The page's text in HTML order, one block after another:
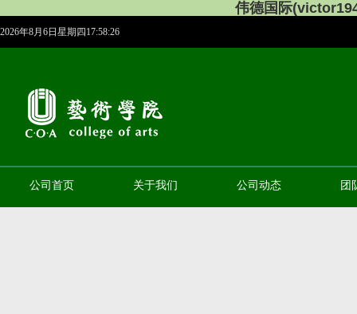
伟德国际
2026年8月6日星期四17:58:27
公司首页 关于我们 公司动态 团